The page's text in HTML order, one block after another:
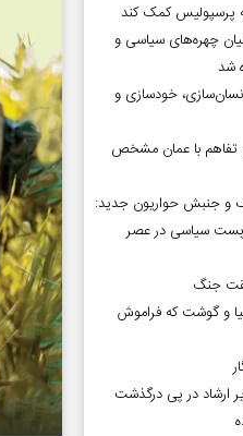
پرسپولیس کمک کند
میان چهره‌های سیاسی و
شد
خودسازی و
با عمان مشخص
و جنبش حواریون جدید:
سیاسی در عصر
جنگ
و گوشت که فراموش
ارشاد در پی درگذشت